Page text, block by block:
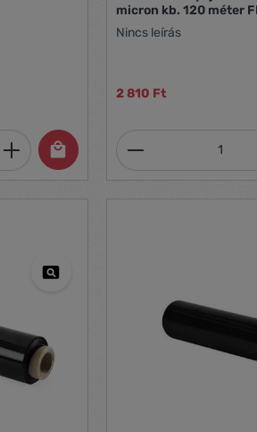
vagy használja a
Adja meg a kívánt
micron kb. 120 méter
Nincs leírás
2 810 Ft